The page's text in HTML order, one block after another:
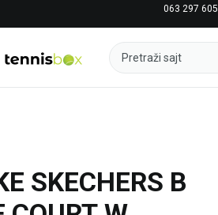
063 297 605
Pretraži sajt
SKECHERS B